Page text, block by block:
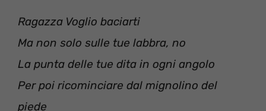
Ragazza Voglio baciarti
Ma non solo sulle tue labbra, no
La punta delle tue dita in ogni angolo
Per poi ricominciare dal mignolino del
piede